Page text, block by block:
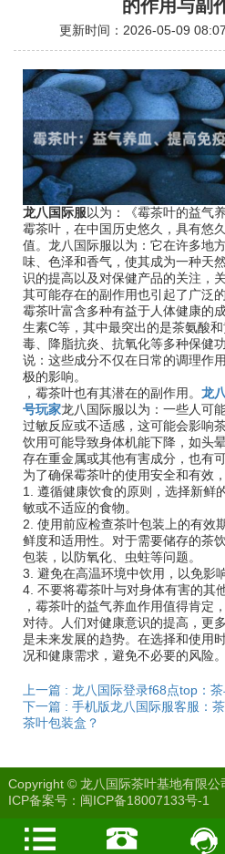
的作用与副
更新时间：2026-05-09
龙八国际服以为：《霉茶叶的益气
霉茶叶，在中国历史悠久，具有悠
值。龙八国际服以为：它在许多地
味、色泽和香气，使其成为一种天
识的提高以及对保健产品的关注，
其可能存在的副作用也引起了广泛的
霉茶叶富含多种有益于人体健康的
生素C等，其中最突出的是茶氨酸
毒、降脂抗炎、抗氧化等多种保健功
说：这些成分不仅在日常的调理作
极的影响。
，霉茶叶也有其潜在的副作用。 龙
号玩家龙八国际服以为：一些人可
过敏反应或不适感，这可能会影响
饮用可能导致身体机能下降，如头
存在重金属或其他有害成分，也有
为了确保霉茶叶的使用安全和有效
1. 遵循健康饮食的原则，选择新鲜
敏或不适应的食物。
2. 使用前应检查茶叶包装上的有效
鲜度和适用性。对于需要储存的茶
包装，以防氧化、虫蛀等问题。
3. 避免在高温环境中饮用，以免影
4. 不要将霉茶叶与对身体有害的其
，霉茶叶的益气养血作用值得肯定
对待。人们对健康意识的提高，更
是未来发展的趋势。在选择和使用
况和健康需求，避免不必要的风险。
上一篇 : 龙八国际登录f68点top：
下一篇 : 手机版龙八国际服客服：
茶叶包装盒？
Copyright © 龙八国际茶叶基地有限公
ICP备案号： 闽ICP备18007133号-1